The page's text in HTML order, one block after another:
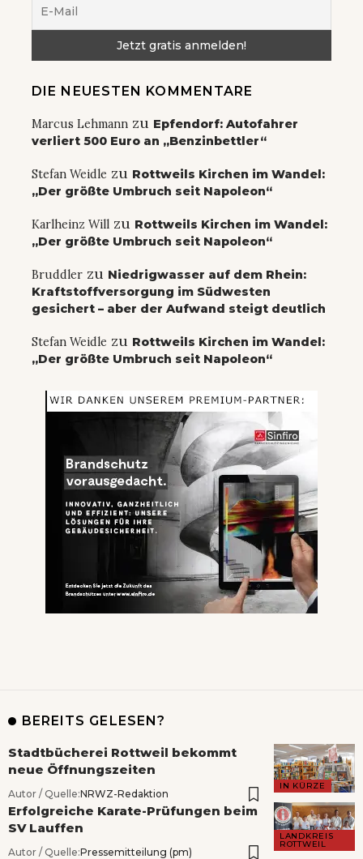
DIE NEUESTEN KOMMENTARE
Marcus Lehmann zu Epfendorf: Autofahrer
verliert 500 Euro an „Benzinbettler“
Stefan Weidle zu Rottweils Kirchen im Wandel:
„Der größte Umbruch seit Napoleon“
Karlheinz Will zu Rottweils Kirchen im Wandel:
„Der größte Umbruch seit Napoleon“
Bruddler zu Niedrigwasser auf dem Rhein:
Kraftstoffversorgung im Südwesten
gesichert – aber der Aufwand steigt deutlich
Stefan Weidle zu Rottweils Kirchen im Wandel:
„Der größte Umbruch seit Napoleon“
BEREITS GELESEN?
IN KÜRZE
Stadtbücherei Rottweil bekommt
neue Öffnungszeiten
Autor / Quelle:NRWZ-Redaktion
LANDKREIS
ROTTWEIL
Erfolgreiche Karate-Prüfungen beim
SV Lauffen
Autor / Quelle:Pressemitteilung (pm)